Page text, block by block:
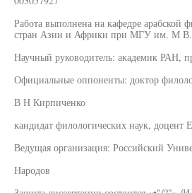
Работа выполнена на кафедре арабской
стран Азии и Африки при МГУ им. М В.
Научный руководитель: академик РАН,
Официальные оппоненты: доктор
В Н Кирпиченко
кандидат филологических наук,
Ведущая организация: Российский
Народов